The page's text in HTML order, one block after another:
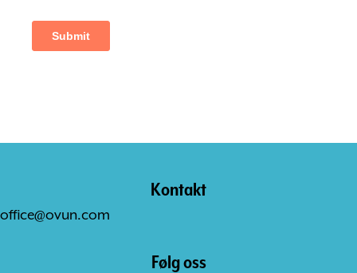
Kontakt
office@ovun.com
Følg oss